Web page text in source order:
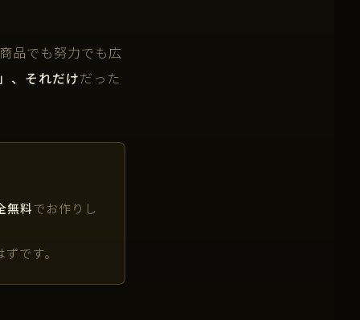
品でも努力でも広
、それだけだった
無料でお作りし
です。